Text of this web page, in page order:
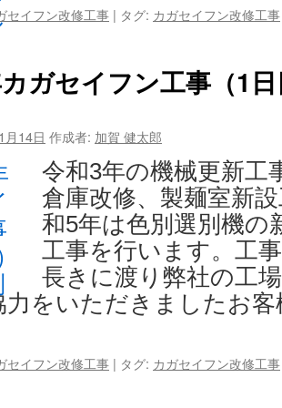
セイフン改修工事 | タグ: カガセイフン改修工事
ガセイフン工事（1
月14日 作成者: 加賀 健太郎
令和3年の機械更新工
倉庫改修、製麺室新
和5年は色別選別機の
工事を行います。工
長きに渡り弊社の工
力をいただきましたお
セイフン改修工事 | タグ: カガセイフン改修工事